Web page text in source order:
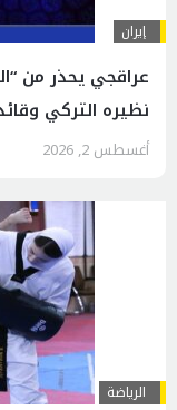
إيران
عراقجي يحذر من
نظيره التركي
أغسطس 2, 2026
الرياضة